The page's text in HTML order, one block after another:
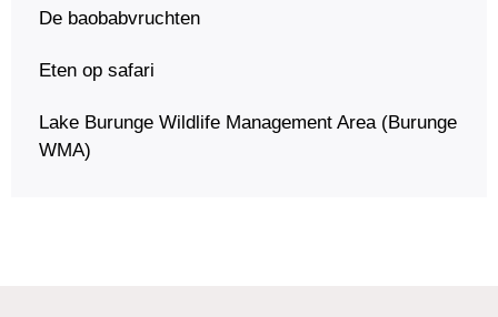
De baobabvruchten
Eten op safari
Lake Burunge Wildlife Management Area (Burunge
WMA)